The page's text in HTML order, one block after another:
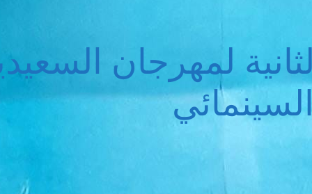
لمهرجان